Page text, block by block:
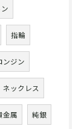
指輪
ンジン
ネックレス
金属 純銀